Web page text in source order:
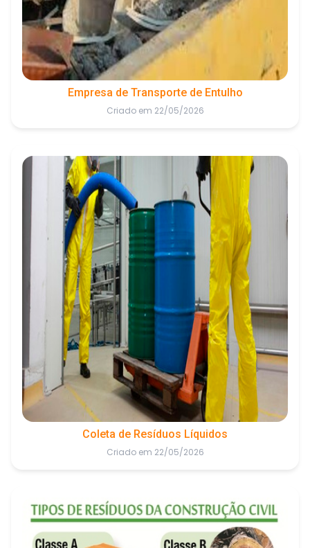
Empresa de Transporte de Entulho
Criado em 22/05/2026
Coleta de Resíduos Líquidos
Criado em 22/05/2026